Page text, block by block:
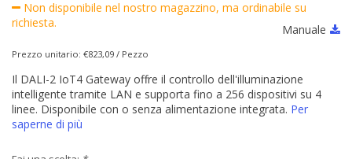
Non disponibile nel nostro magazzino, ma ordinabile su
richiesta.
Manuale
Prezzo unitario: €823,09 / Pezzo
Il DALI-2 IoT4 Gateway offre il controllo dell'illuminazione
intelligente tramite LAN e supporta fino a 256 dispositivi su 4
linee. Disponibile con o senza alimentazione integrata. Per
saperne di più